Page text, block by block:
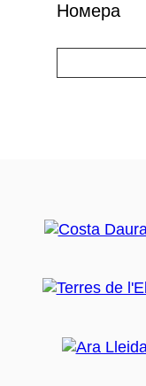
Номера